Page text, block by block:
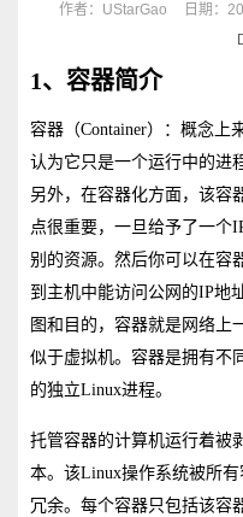
作者：UStarGao 日期：
1、容器简介
容器（Container）：概念上
认为它只是一个运行中的进
另外，在容器化方面，该容
点很重要，一旦给予了一个
别的资源。然后你可以在容
到主机中能访问公网的IP地
图和目的，容器就是网络上
似于虚拟机。容器是拥有不
的独立Linux进程。
托管容器的计算机运行着被
本。该Linux操作系统被所
冗余。每个容器只包括该容